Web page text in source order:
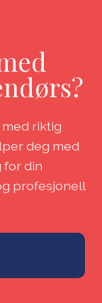
riktig
deg med
for din
profesjonell